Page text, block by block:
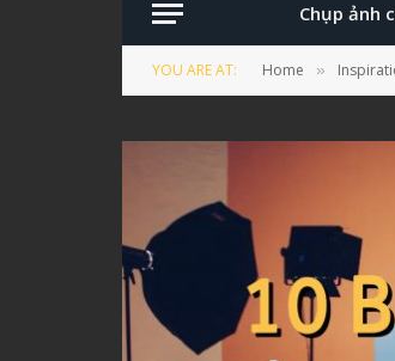
Chụp ảnh
YOU ARE AT: Home »